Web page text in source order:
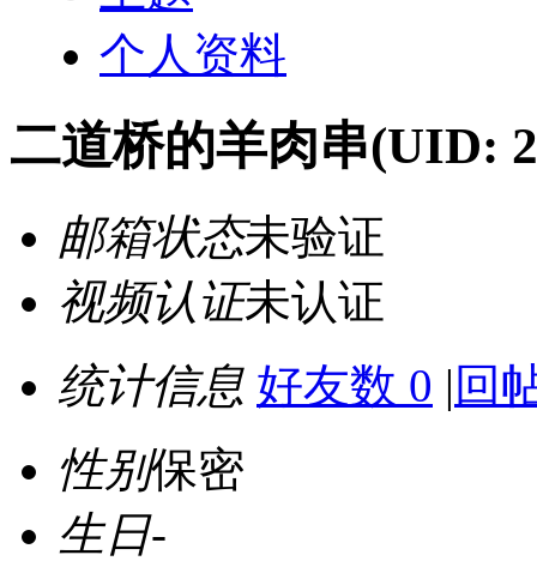
个人资料
二道桥的羊肉串(UID:
邮箱状态未验证
视频认证未认证
统计信息 好友数 0 | 回
性别保密
生日-